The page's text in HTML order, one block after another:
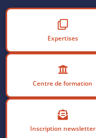
Expertises
Centre de formation
Inscription newsletter